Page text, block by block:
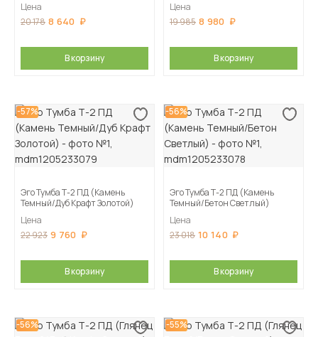
Цена
20 178 8 640
В корзину
Цена
19 985 8 980
В корзину
-57%
Эго Тумба Т-2 ПД (Камень
Темный/Дуб Крафт Золотой)
Цена
22 923 9 760
В корзину
-56%
Эго Тумба Т-2 ПД (Камень
Темный/Бетон Светлый)
Цена
23 018 10 140
В корзину
-56% -55%